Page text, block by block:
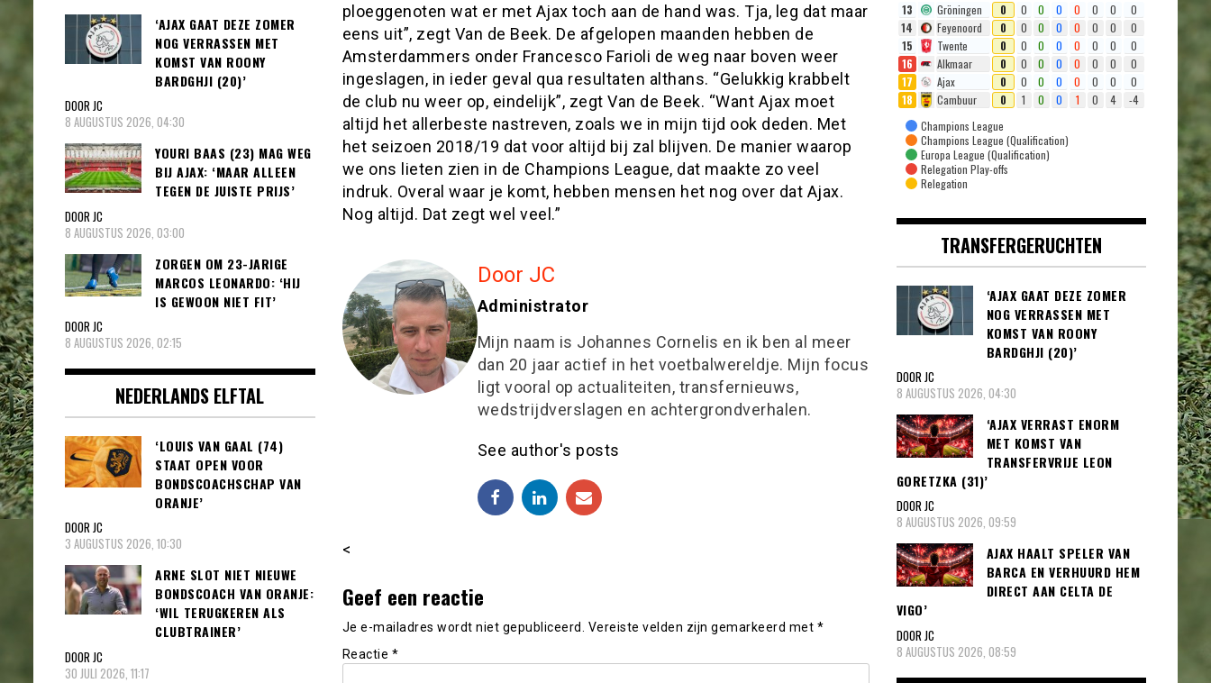
ploeggenoten wat er met Ajax toch aan de hand was. Tja, leg dat maar
eens uit”, zegt Van de Beek. De afgelopen maanden hebben de
Amsterdammers onder Francesco Farioli de weg naar boven weer
ingeslagen, in ieder geval qua resultaten althans. “Gelukkig krabbelt
de club nu weer op, eindelijk”, zegt Van de Beek. “Want Ajax moet
altijd het allerbeste nastreven, zoals we in mijn tijd ook deden. Met
het seizoen 2018/19 dat voor altijd bij zal blijven. De manier waarop
we ons lieten zien in de Champions League, dat maakte zo veel
indruk. Overal waar je komt, hebben mensen het nog over dat Ajax.
Nog altijd. Dat zegt wel veel.”
Door JC
Administrator
Mijn naam is Johannes Cornelis en ik ben al meer
dan 20 jaar actief in het voetbalwereldje. Mijn focus
ligt vooral op actualiteiten, transfernieuws,
wedstrijdverslagen en achtergrondverhalen.
See author's posts
<
Geef een reactie
Je e-mailadres wordt niet gepubliceerd. Vereiste velden zijn gemarkeerd met *
Reactie *
‘AJAX GAAT DEZE ZOMER
NOG VERRASSEN MET
KOMST VAN ROONY
BARDGHJI (20)’
DOOR JC
8 AUGUSTUS 2026, 04:30
YOURI BAAS (23) MAG WEG
BIJ AJAX: ‘MAAR ALLEEN
TEGEN DE JUISTE PRIJS’
DOOR JC
8 AUGUSTUS 2026, 03:00
ZORGEN OM 23-JARIGE
MARCOS LEONARDO: ‘HIJ
IS GEWOON NIET FIT’
DOOR JC
8 AUGUSTUS 2026, 02:15
NEDERLANDS ELFTAL
‘LOUIS VAN GAAL (74)
STAAT OPEN VOOR
BONDSCOACHSCHAP VAN
ORANJE’
DOOR JC
3 AUGUSTUS 2026, 10:30
ARNE SLOT NIET NIEUWE
BONDSCOACH VAN ORANJE:
‘WIL TERUGKEREN ALS
CLUBTRAINER’
DOOR JC
30 JULI 2026, 11:17
13
Gröningen 0 0 0 0 0 0 0
0
14
Feyenoord 0 0 0 0 0 0 0
0
15
Twente 0 0 0 0 0 0 0
0
16
Alkmaar 0 0 0 0 0 0 0
0
17
Ajax 0 0 0 0 0 0 0
0
18
Cambuur 0 1 0 0 1 0 4
-4
Champions League
Champions League (Qualification)
Europa League (Qualification)
Relegation Play-offs
Relegation
TRANSFERGERUCHTEN
‘AJAX GAAT DEZE ZOMER
NOG VERRASSEN MET
KOMST VAN ROONY
BARDGHJI (20)’
DOOR JC
8 AUGUSTUS 2026, 04:30
‘AJAX VERRAST ENORM
MET KOMST VAN
TRANSFERVRIJE LEON
GORETZKA (31)’
DOOR JC
8 AUGUSTUS 2026, 09:59
AJAX HAALT SPELER VAN
BARCA EN VERHUURD HEM
DIRECT AAN CELTA DE
VIGO’
DOOR JC
8 AUGUSTUS 2026, 08:59